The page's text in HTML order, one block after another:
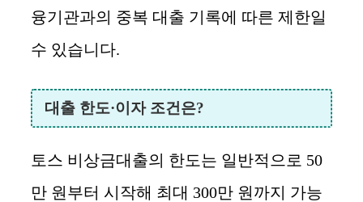
융기관과의 중복 대출 기록에 따른 제한일
수 있습니다.
대출 한도·이자 조건은?
토스 비상금대출의 한도는 일반적으로 50
만 원부터 시작해 최대 300만 원까지 가능